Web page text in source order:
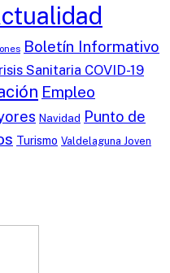
Boletín Informativo
Sanitaria COVID-19
Empleo
Navidad Punto de
Turismo Valdelaguna Joven